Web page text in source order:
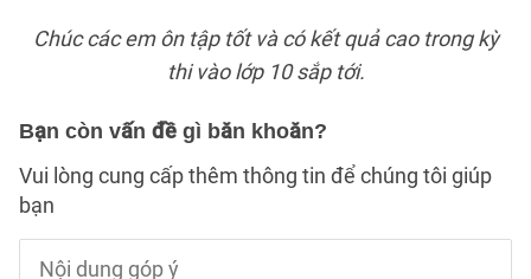
Chúc các em ôn tập tốt và có kết quả cao trong kỳ
thi vào lớp 10 sắp tới.
Bạn còn vấn đề gì băn khoăn?
Vui lòng cung cấp thêm thông tin để chúng tôi giúp
bạn